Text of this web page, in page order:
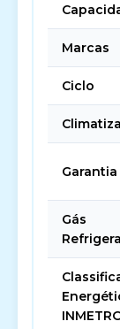
Marcas
Ciclo
Garantia
Gás